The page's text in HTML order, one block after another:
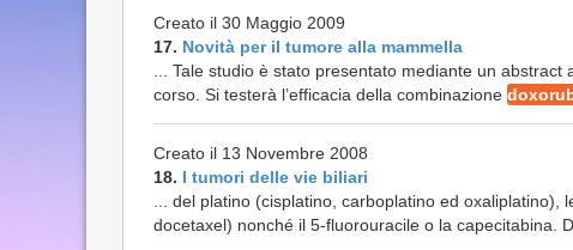
Creato il 30 Maggio 2009
17. Novità per il tumore alla mammella
... Tale studio è stato presentato mediante un abstract
corso. Si testerà l’efficacia della combinazione
Creato il 13 Novembre 2008
18. I tumori delle vie biliari
... del platino (cisplatino, carboplatino ed oxaliplatino),
docetaxel) nonché il 5-fluorouracile o la capecitabina.